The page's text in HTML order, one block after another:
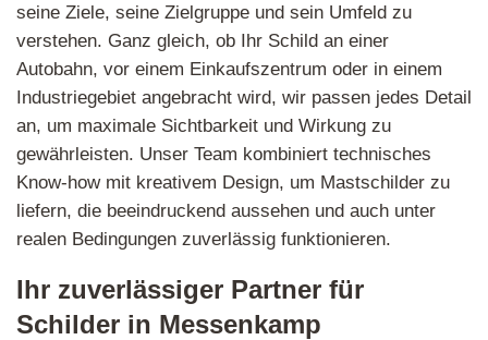
seine Ziele, seine Zielgruppe und sein Umfeld zu
verstehen. Ganz gleich, ob Ihr Schild an einer
Autobahn, vor einem Einkaufszentrum oder in einem
Industriegebiet angebracht wird, wir passen jedes Detail
an, um maximale Sichtbarkeit und Wirkung zu
gewährleisten. Unser Team kombiniert technisches
Know-how mit kreativem Design, um Mastschilder zu
liefern, die beeindruckend aussehen und auch unter
realen Bedingungen zuverlässig funktionieren.
Ihr zuverlässiger Partner für
Schilder in Messenkamp